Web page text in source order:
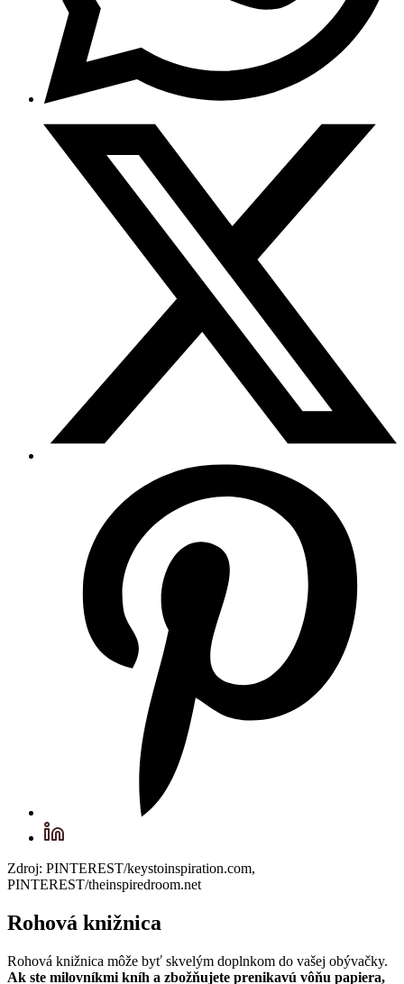
Zdroj: PINTEREST/keystoinspiration.com,
PINTEREST/theinspiredroom.net
Rohová knižnica
Rohová knižnica môže byť skvelým doplnkom do vašej obývačky.
Ak ste milovníkmi kníh a zbožňujete prenikavú vôňu papiera,